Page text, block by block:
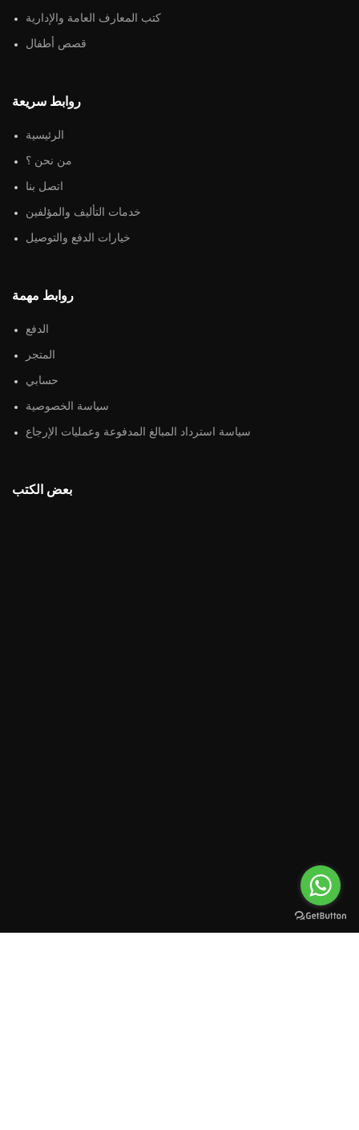
كتب المعارف العامة والإدارية
قصص أطفال
روابط سريعة
الرئيسية
من نحن ؟
اتصل بنا
خدمات التأليف والمؤلفين
خيارات الدفع والتوصيل
روابط مهمة
الدفع
المتجر
حسابي
سياسة الخصوصية
سياسة استرداد المبالغ المدفوعة وعمليات الإرجاع
بعض الكتب